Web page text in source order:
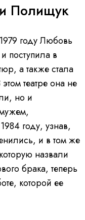
Полищук
году Любовь
поступила в
а также стала
театре она не
но и
году, узнав,
и в том же
назвали
брака, теперь
которой ее